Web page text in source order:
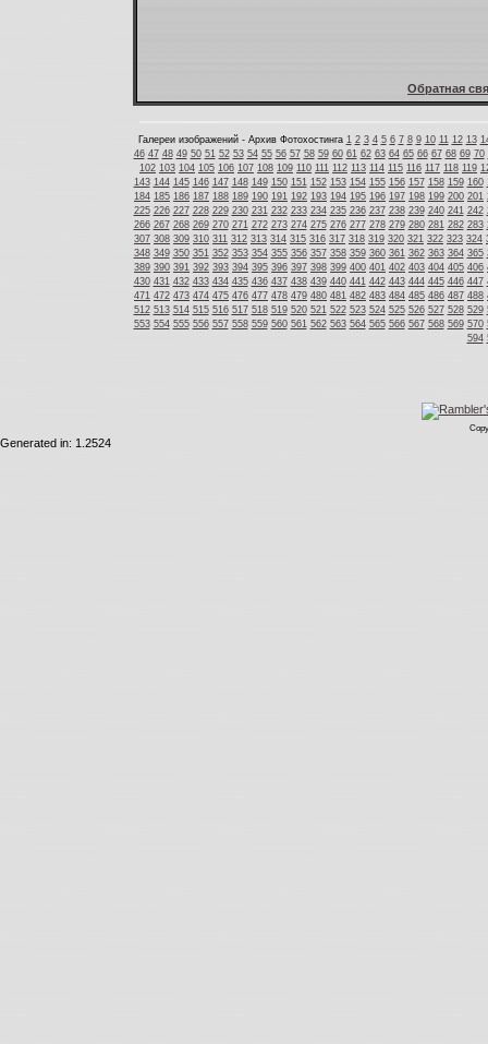
Обратная
Галереи изображений - Архив Фотохостинга 1 2 3 4 5 6 7 8 9 10 11 12 13
46 47 48 49 50 51 52 53 54 55 56 57 58 59 60 61 62 63 64 65 66 67 68 69 70
102 103 104 105 106 107 108 109 110 111 112 113 114 115 116 117 118 119
143 144 145 146 147 148 149 150 151 152 153 154 155 156 157 158 159 160
184 185 186 187 188 189 190 191 192 193 194 195 196 197 198 199 200 201
225 226 227 228 229 230 231 232 233 234 235 236 237 238 239 240 241 242
266 267 268 269 270 271 272 273 274 275 276 277 278 279 280 281 282 283
307 308 309 310 311 312 313 314 315 316 317 318 319 320 321 322 323 324
348 349 350 351 352 353 354 355 356 357 358 359 360 361 362 363 364 365
389 390 391 392 393 394 395 396 397 398 399 400 401 402 403 404 405 406
430 431 432 433 434 435 436 437 438 439 440 441 442 443 444 445 446 447
471 472 473 474 475 476 477 478 479 480 481 482 483 484 485 486 487 488
512 513 514 515 516 517 518 519 520 521 522 523 524 525 526 527 528 529
553 554 555 556 557 558 559 560 561 562 563 564 565 566 567 568 569 570
594
Generated in: 1.2524